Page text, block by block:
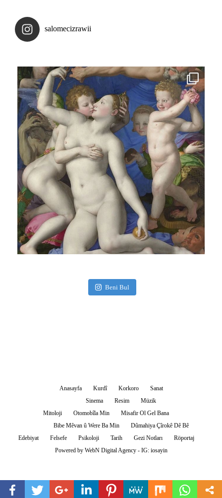
salomecizrawii
Beni Bul
Anasayfa Kurdî Korkoro
Sanat
Sinema
Resim
Müzik
Mitoloji
Otomobîla Min
Misafir Ol Gel Bana
Bibe Mêvan û Were Ba Min
Dûmahiya Çîrokê Dê Bê
Edebiyat
Felsefe Psikoloji Tarih Gezi Notları
Röportaj
Powered by WebN Digital Agency - IG: iosayin